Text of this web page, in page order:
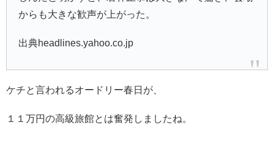
からも大きな歓声が上がった。
出典headlines.yahoo.co.jp
ケチと言われるオードリー春日が、
１１万円の高級旅館とは奮発しましたね。